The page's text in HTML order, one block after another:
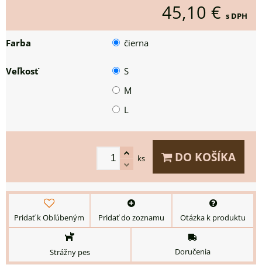
45,10 € s DPH
Farba čierna
Veľkosť
S
M
L
ks DO KOŠÍKA
Pridať k Obľúbeným Pridať do zoznamu Otázka k produktu
Strážny pes Doručenia